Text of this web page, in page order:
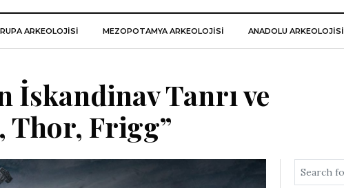
ARKEOLOJISI MEZOPOTAMYA ARKEOLOJISI ANADOLU ARKEOLOJİSİ
İskandinav Tanrı ve
Thor, Frigg”